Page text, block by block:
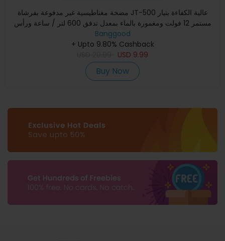
مضخة مغناطيسية غير مدفوعة بفرشاة JT-500 عالية الكفاءة بتيار
مستمر 12 فولت ومغمورة بالماء بمعدل تدفق 600 لتر / ساعة ورأس
Banggood
+ Upto 9.80% Cashback
USD 9.99
Buy Now